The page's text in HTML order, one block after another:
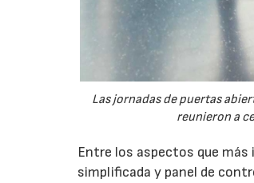
Las jornadas de puertas
reunieron a
Entre los aspectos que
simplificada y panel de